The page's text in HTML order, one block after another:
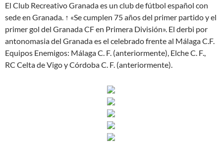
El Club Recreativo Granada es un club de fútbol español con
sede en Granada. ↑ «Se cumplen 75 años del primer partido y el
primer gol del Granada CF en Primera División». El derbi por
antonomasia del Granada es el celebrado frente al Málaga C.F.
Equipos Enemigos: Málaga C. F. (anteriormente), Elche C. F.,
RC Celta de Vigo y Córdoba C. F. (anteriormente).